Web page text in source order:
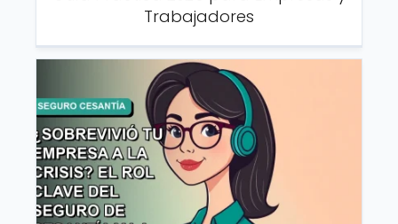
Trabajadores